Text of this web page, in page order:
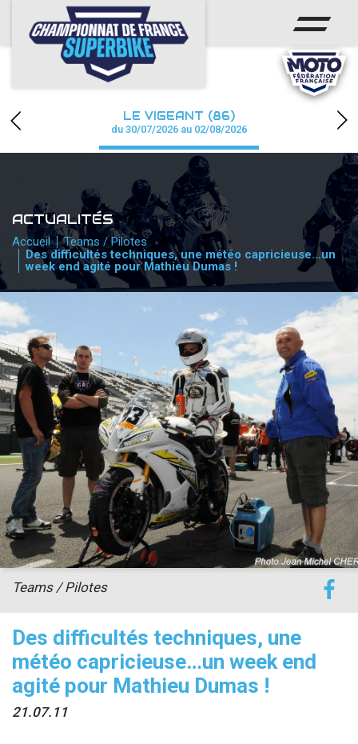
ACCUEIL
CHAMPIONNAT
CALENDRIER
PHOTOS / WEB TV
PARTENAIRES
PRESSE
PRESSE
accéder à la billetterie
LE VIGEANT (86)
du 30/07/2026 au 02/08/2026
ACTUALITÉS
Accueil
Teams / Pilotes
Des difficultés techniques, une météo capricieuse…un
week end agité pour Mathieu Dumas !
Des difficultés techniques, une
météo capricieuse…un week end
agité pour Mathieu Dumas !
21.07.11
Teams / Pilotes